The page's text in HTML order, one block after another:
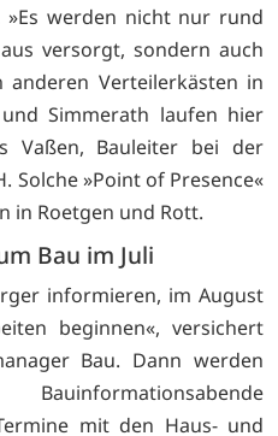
»Es werden nicht nur rund
versorgt, sondern auch
Verteilerkästen in
Simmerath laufen hier
Vaßen, Bauleiter bei der
Solche »Point of Presence«
in Roetgen und Rott.
Bau im Juli
informieren, im August
beginnen«, versichert
Bau. Dann werden
mit den Haus- und